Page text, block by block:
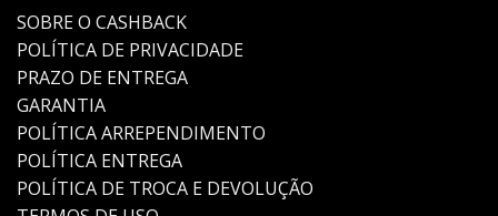
SOBRE O CASHBACK
POLÍTICA DE PRIVACIDADE
PRAZO DE ENTREGA
GARANTIA
POLÍTICA ARREPENDIMENTO
POLÍTICA ENTREGA
POLÍTICA DE TROCA E DEVOLUÇÃO